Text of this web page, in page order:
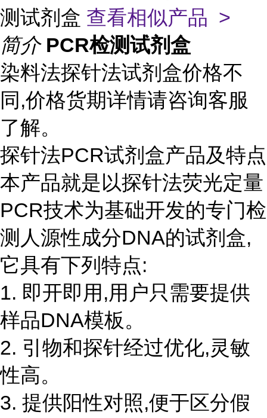
测试剂盒 查看相似产品 >
简介 PCR检测试剂盒
染料法探针法试剂盒价格不
同,价格货期详情请咨询客服
了解。
探针法PCR试剂盒产品及特点
本产品就是以探针法荧光定量
PCR技术为基础开发的专门检
测人源性成分DNA的试剂盒,
它具有下列特点:
1. 即开即用,用户只需要提供
样品DNA模板。
2. 引物和探针经过优化,灵敏
性高。
3. 提供阳性对照,便于区分假